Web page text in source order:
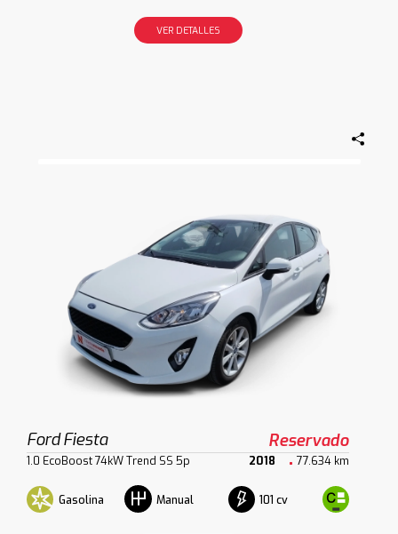
VER DETALLES
Ford Fiesta Reservado
1.0 EcoBoost 74kW Trend SS 5p 2018 77.634 km
Gasolina Manual 101 cv